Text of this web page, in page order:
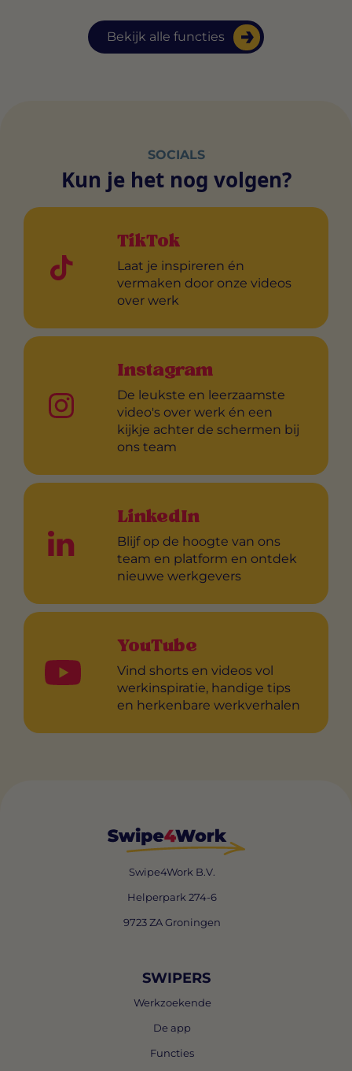
Bekijk alle functies
SOCIALS
Kun je het nog volgen?
TikTok
Laat je inspireren én
vermaken door onze videos
over werk
Instagram
De leukste en leerzaamste
video's over werk én een
kijkje achter de schermen bij
ons team
LinkedIn
Blijf op de hoogte van ons
team en platform en ontdek
nieuwe werkgevers
YouTube
Vind shorts en videos vol
werkinspiratie, handige tips
en herkenbare werkverhalen
Swipe4Work B.V.
Helperpark 274-6
9723 ZA Groningen
SWIPERS
Werkzoekende
De app
Functies